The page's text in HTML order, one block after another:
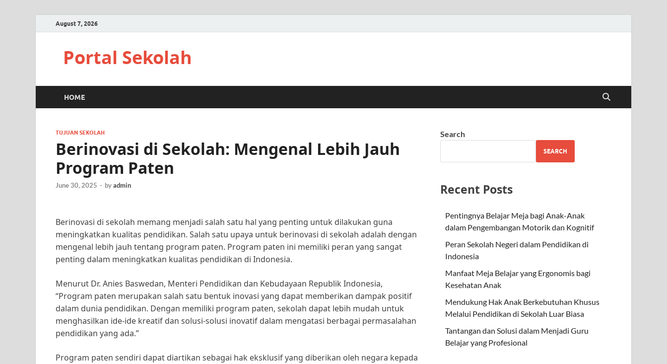
August 7, 2026
Portal Sekolah
HOME
TUJUAN SEKOLAH
Berinovasi di Sekolah: Mengenal Lebih Jauh
Program Paten
June 30, 2025 - byadmin
Berinovasi di sekolah memang menjadi salah satu hal yang penting untuk dilakukan guna
meningkatkan kualitas pendidikan. Salah satu upaya untuk berinovasi di sekolah adalah dengan
mengenal lebih jauh tentang program paten. Program paten ini memiliki peran yang sangat
penting dalam meningkatkan kualitas pendidikan di Indonesia.
Menurut Dr. Anies Baswedan, Menteri Pendidikan dan Kebudayaan Republik Indonesia,
“Program paten merupakan salah satu bentuk inovasi yang dapat memberikan dampak positif
dalam dunia pendidikan. Dengan memiliki program paten, sekolah dapat lebih mudah untuk
menghasilkan ide-ide kreatif dan solusi-solusi inovatif dalam mengatasi berbagai permasalahan
pendidikan yang ada.”
Program paten sendiri dapat diartikan sebagai hak eksklusif yang diberikan oleh negara kepada
Search
SEARCH
Recent Posts
Pentingnya Belajar Meja bagi Anak-Anak
dalam Pengembangan Motorik dan Kognitif
Peran Sekolah Negeri dalam Pendidikan di
Indonesia
Manfaat Meja Belajar yang Ergonomis bagi
Kesehatan Anak
Mendukung Hak Anak Berkebutuhan Khusus
Melalui Pendidikan di Sekolah Luar Biasa
Tantangan dan Solusi dalam Menjadi Guru
Belajar yang Profesional